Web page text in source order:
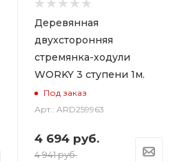
Деревянная
двухсторонняя
стремянка-ходули
WORKY 3 ступени 1м.
Под заказ
Арт.: ARD259963
4 694 руб.
4 941руб.